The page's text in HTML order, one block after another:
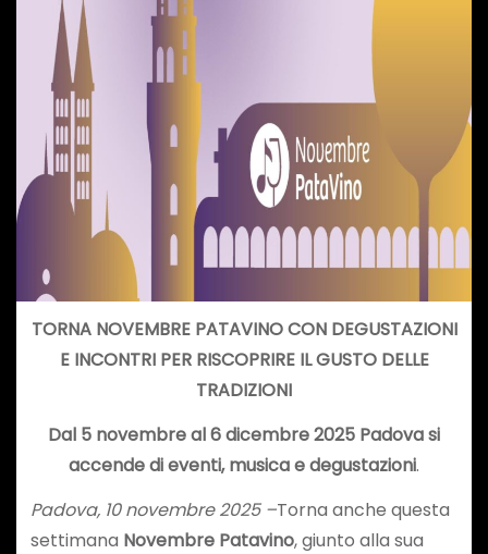
TORNA NOVEMBRE PATAVINO CON DEGUSTAZIONI
E INCONTRI PER RISCOPRIRE IL GUSTO DELLE
TRADIZIONI
Dal 5 novembre al 6 dicembre 2025 Padova si
accende di eventi, musica e degustazioni.
Padova, 10 novembre 2025 –Torna anche questa
settimana Novembre Patavino, giunto alla sua